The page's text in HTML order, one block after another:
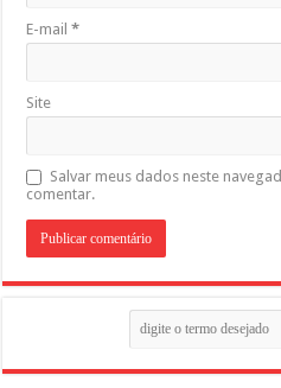
E-mail*
Site
Salvar meus dados neste
comentar.